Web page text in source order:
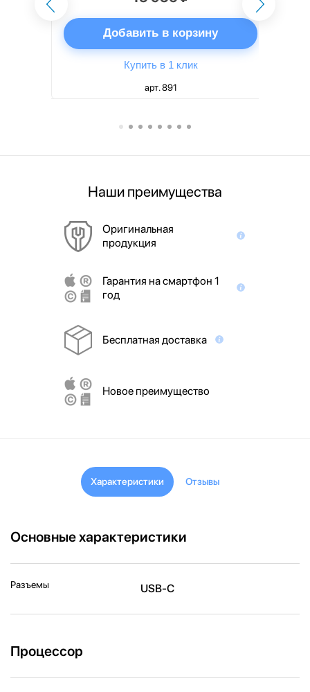
Добавить в корзину
Купить в 1 клик
арт. 891
Наши преимущества
Оригинальная
продукция
Гарантия на смартфон 1
год
Бесплатная доставка
Новое преимущество
Характеристики Отзывы
Основные характеристики
Разъемы USB‑C
Процессор